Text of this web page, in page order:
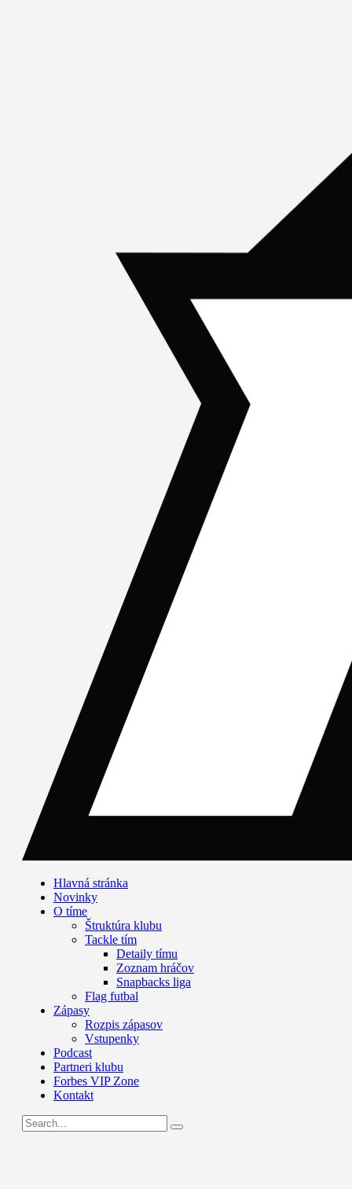
Hlavná stránka
Novinky
O tíme
Štruktúra klubu
Tackle tím
Detaily tímu
Zoznam hráčov
Snapbacks liga
Flag futbal
Zápasy
Rozpis zápasov
Vstupenky
Podcast
Partneri klubu
Forbes VIP Zone
Kontakt